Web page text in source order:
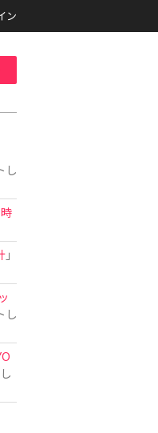
ン
し
」
し